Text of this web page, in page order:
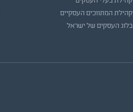
קהילת המתווכים העסקיים
בלוג העסקים של ישראל